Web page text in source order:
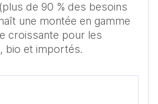
de 90 % des besoins
une montée en gamme
croissante pour les
bio et importés.